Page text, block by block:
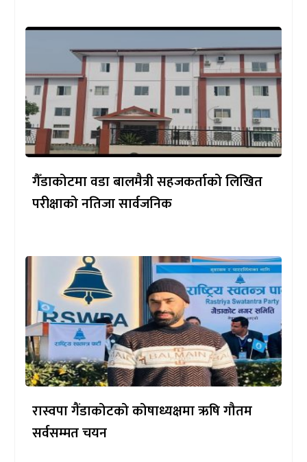
गैँडाकोटमा वडा बालमैत्री सहजकर्ताको लिखित
परीक्षाको नतिजा सार्वजनिक
रास्वपा गैंडाकोटको कोषाध्यक्षमा ऋषि गौतम
सर्वसम्मत चयन